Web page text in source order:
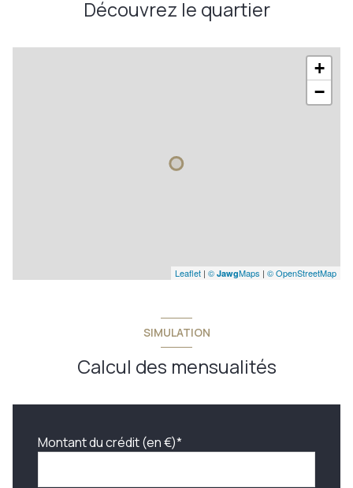
Découvrez le quartier
+
−
Leaflet | © JawgMaps | © OpenStreetMap
SIMULATION
Calcul des mensualités
Montant du crédit (en €)*